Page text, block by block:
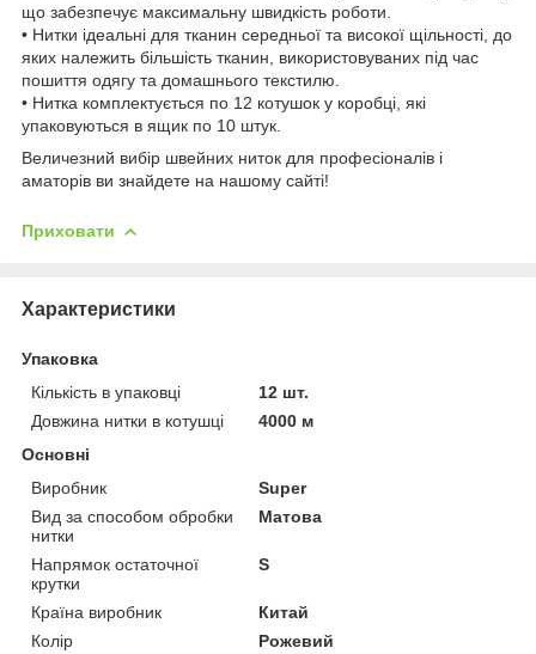
що забезпечує максимальну швидкість роботи.
• Нитки ідеальні для тканин середньої та високої щільності, до
яких належить більшість тканин, використовуваних під час
пошиття одягу та домашнього текстилю.
• Нитка комплектується по 12 котушок у коробці, які
упаковуються в ящик по 10 штук.
Величезний вибір швейних ниток для професіоналів і
аматорів ви знайдете на нашому сайті!
Приховати
Характеристики
Упаковка
Кількість в упаковці
12 шт.
Довжина нитки в котушці
4000 м
Основні
Виробник
Super
Вид за способом обробки
нитки
Матова
Напрямок остаточної
крутки
S
Країна виробник
Китай
Колір
Рожевий